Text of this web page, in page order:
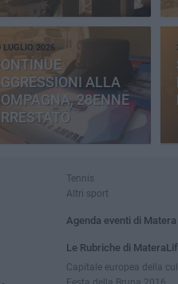
LUGLIO 2026
ALLA
28ENNE
Tennis
Altri sport
Agenda eventi di Matera
Le Rubriche di
Capitale europea della